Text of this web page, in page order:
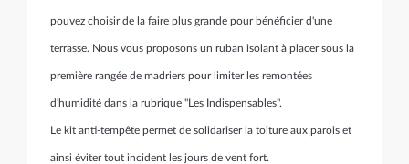
pouvez choisir de la faire plus grande pour bénéficier d'une
terrasse. Nous vous proposons un ruban isolant à placer sous la
première rangée de madriers pour limiter les remontées
d'humidité dans la rubrique "Les Indispensables".
Le kit anti-tempête permet de solidariser la toiture aux parois et
ainsi éviter tout incident les jours de vent fort.